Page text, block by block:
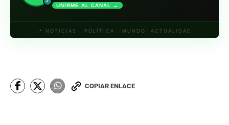
✓
UNIRME AL CANAL →
📍 NOTICIAS · POLÍTICA · MUNDO· ACTUALIDAD
COPIAR ENLACE